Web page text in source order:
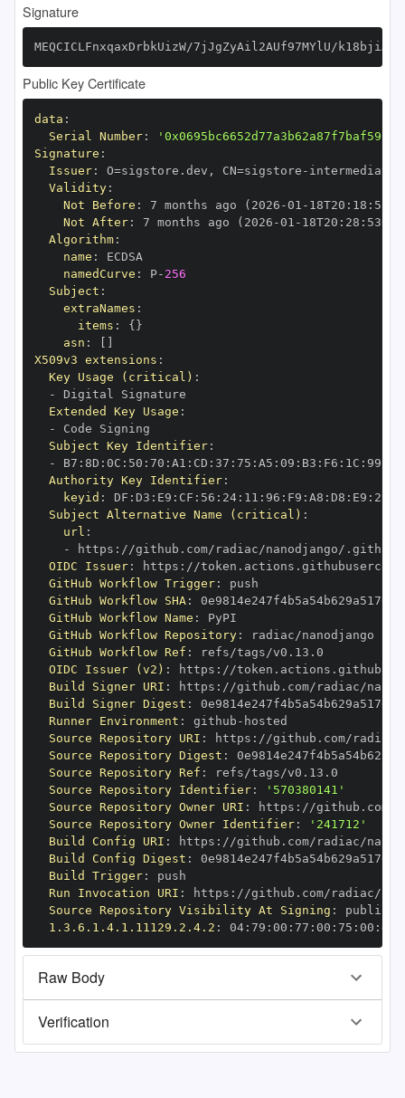
Signature
MEQCICLFnxqaxDrbkUizW/7jJgZyAil2AUf97MYlU/
Public Key Certificate
data :
Serial Number:
Signature :
Issuer: O=sigstore.dev , CN=sigstore -
Validity:
Not Before : 7 months ago (2026 -01 - 18T20 : 18 :
Not After: 7 months ago (2026 -01 - 18T20 : 28 : 53+00
Algorithm:
name :
namedCurve : P- 256
Subject :
extraNames :
items : { }
asn :
X509v3 extensions :
Key Usage (critical) :
-
Extended Key Usage :
-
Subject Key Identifier:
-
B7 : 8D : 0C : 50 : 70 : A1 : CD : 37 : 75 : A5 : 09 : B3 : F6 : 1C : 99
Authority Key Identifier:
keyid : DF : D3 : E9 : CF : 56 : 24: 11 : 96 : F9 : A8 : D8 : E9 : 28
Subject Alternative Name (critical) :
url :
-
https :
OIDC Issuer: https :
GitHub Workflow Trigger:
GitHub Workflow SHA:
GitHub Workflow Name :
GitHub Workflow Repository:
GitHub Workflow Ref :
OIDC Issuer (v2) : https :
Build Signer URI : https :
Build Signer Digest :
Runner Environment : github -
Source Repository URI : https :
Source Repository Digest :
Source Repository Ref :
Source Repository Identifier:
'570380141'
Source Repository Owner URI : https :
Source Repository Owner Identifier:
'241712'
Build Config URI : https :
Build Config Digest :
Build Trigger:
Run Invocation URI : https :
Source Repository Visibility At Signing :
1.3.6.1.4.1.11129.2.4.2 : 04: 79 : 00 : 77 : 00 : 75 : 00 : dd
Raw Body
Verification